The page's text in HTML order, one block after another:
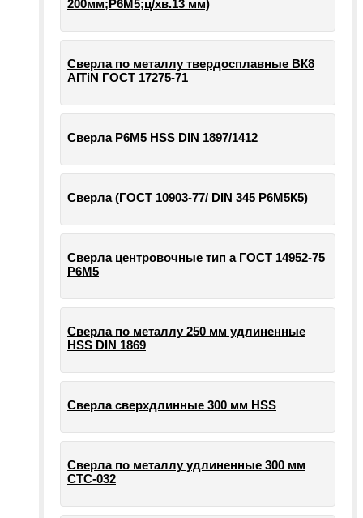
200мм;Р6М5;ц/хв.13 мм)
Сверла по металлу твердосплавные ВК8
AlTiN ГОСТ 17275-71
Сверла Р6М5 HSS DIN 1897/1412
Сверла (ГОСТ 10903-77/ DIN 345 Р6М5К5)
Сверла центровочные тип а ГОСТ 14952-75
Р6М5
Сверла по металлу 250 мм удлиненные
HSS DIN 1869
Сверла сверхдлинные 300 мм HSS
Сверла по металлу удлиненные 300 мм
СТС-032